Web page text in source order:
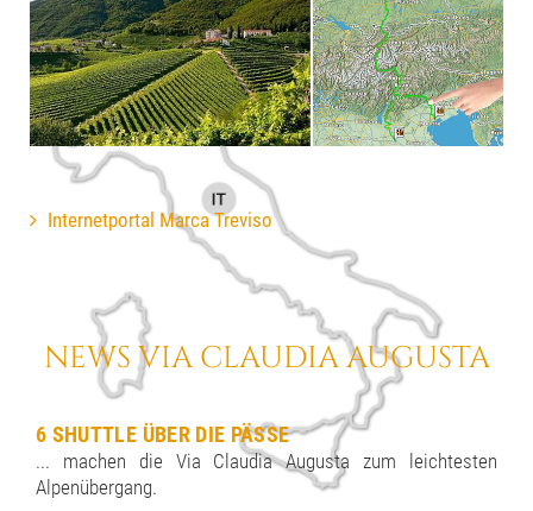
Internetportal Marca Treviso
NEWS VIA CLAUDIA AUGUSTA
6 SHUTTLE ÜBER DIE PÄSSE
... machen die Via Claudia Augusta zum leichtesten
Alpenübergang.